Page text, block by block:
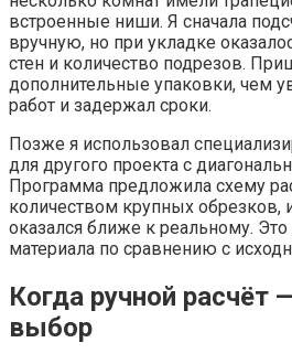
встроенные ниши. Я сначала
вручную, но при укладке
стен и количество подрезов.
дополнительные упаковки, чем
работ и задержал сроки.
Позже я использовал
для другого проекта с
Программа предложила схему
количеством крупных обрезков,
оказался ближе к реальному.
материала по сравнению с
Когда ручной расчёт
выбор